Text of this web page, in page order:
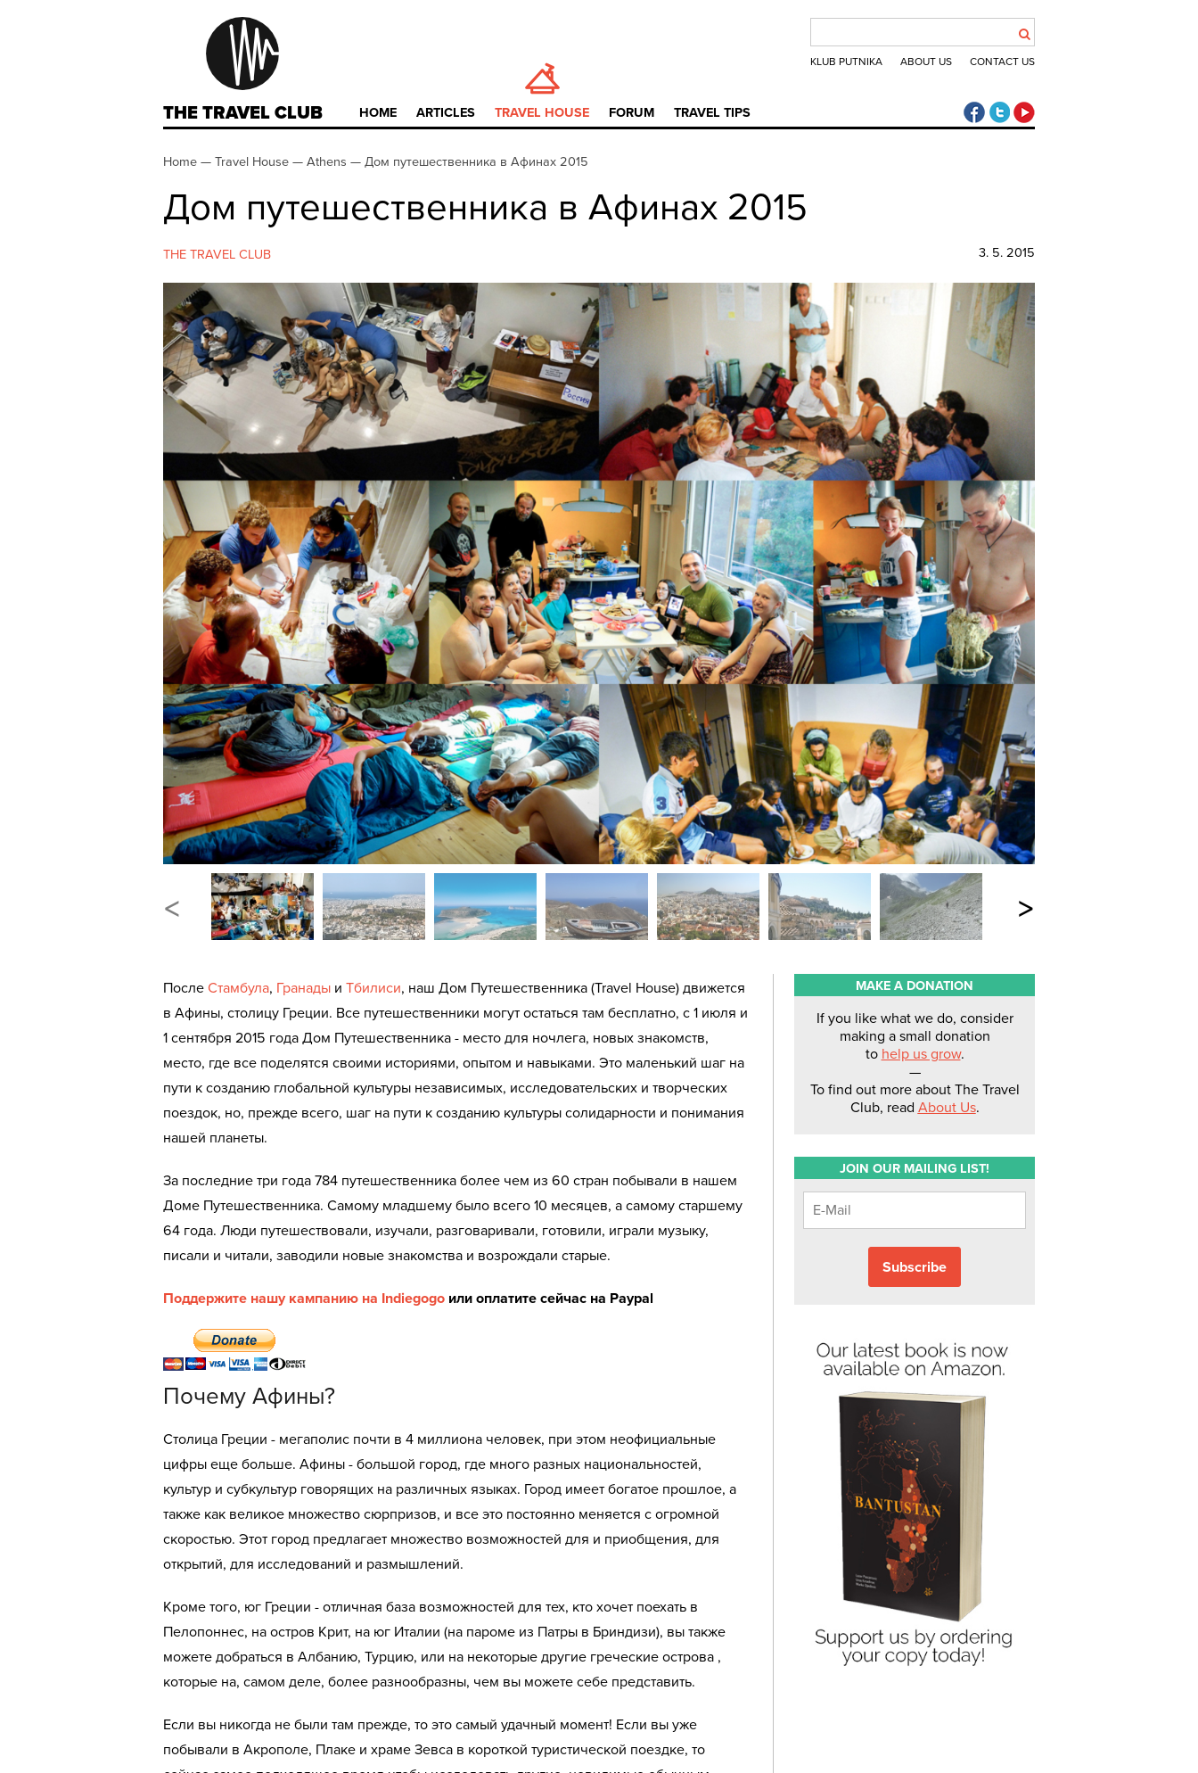
THE TRAVEL CLUB
KLUB PUTNIKA ABOUT US CONTACT US
HOME ARTICLES TRAVEL HOUSE FORUM TRAVEL TIPS The Travel Club Facebook
The Travel Club Twitter
Home — Travel House — Athens — Дом путешественника в Афинах 2015
Дом путешественника в Афинах 2015
THE TRAVEL CLUB 3. 5. 2015
< >
После Стамбула, Гранады и Тбилиси, наш Дом Путешественника (Travel House) движется
в Афины, столицу Греции. Все путешественники могут остаться там бесплатно, с 1 июля и
1 сентября 2015 года Дом Путешественника - место для ночлега, новых знакомств,
место, где все поделятся своими историями, опытом и навыками. Это маленький шаг на
пути к созданию глобальной культуры независимых, исследовательских и творческих
поездок, но, прежде всего, шаг на пути к созданию культуры солидарности и понимания
нашей планеты.
За последние три года 784 путешественника более чем из 60 стран побывали в нашем
Доме Путешественника. Самому младшему было всего 10 месяцев, а самому старшему
64 года. Люди путешествовали, изучали, разговаривали, готовили, играли музыку,
писали и читали, заводили новые знакомства и возрождали старые.
Поддержите нашу кампанию на Indiegogo или оплатите сейчас на Paypal
Почему Афины?
Столица Греции - мегаполис почти в 4 миллиона человек, при этом неофициальные
цифры еще больше. Афины - большой город, где много разных национальностей,
культур и субкультур говорящих на различных языках. Город имеет богатое прошлое, а
также как великое множество сюрпризов, и все это постоянно меняется с огромной
скоростью. Этот город предлагает множество возможностей для и приобщения, для
открытий, для исследований и размышлений.
Кроме того, юг Греции - отличная база возможностей для тех, кто хочет поехать в
Пелопоннес, на остров Крит, на юг Италии (на пароме из Патры в Бриндизи), вы также
можете добраться в Албанию, Турцию, или на некоторые другие греческие острова ,
которые на, самом деле, более разнообразны, чем вы можете себе представить.
Если вы никогда не были там прежде, то это самый удачный момент! Если вы уже
побывали в Акрополе, Плаке и храме Зевса в короткой туристической поездке, то
MAKE A DONATION
If you like what we do, consider
making a small donation
to help us grow.
—
To find out more about The Travel
Club, read About Us.
JOIN OUR MAILING LIST!